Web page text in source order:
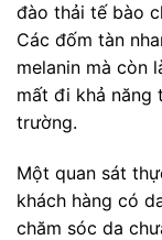
đào thải tế bào
Các đốm tàn
melanin mà còn
mất đi khả năng
trường.
Một quan sát
khách hàng có
chăm sóc da